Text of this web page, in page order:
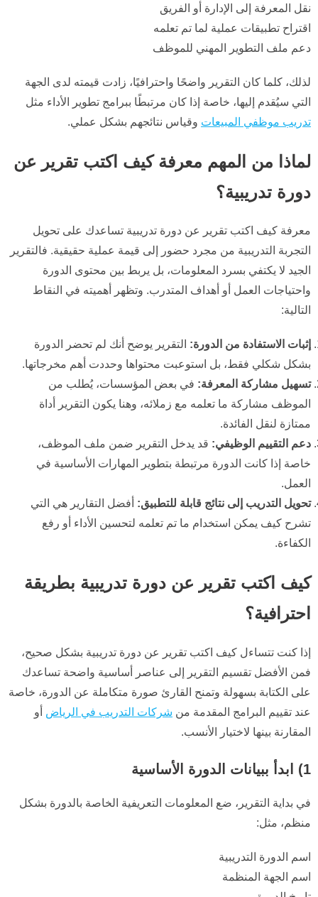
نقل المعرفة إلى الإدارة أو الفريق
اقتراح تطبيقات عملية لما تم تعلمه
دعم ملف التطوير المهني للموظف
لذلك، كلما كان التقرير واضحًا واحترافيًا، زادت قيمته لدى الجهة
التي سيُقدم إليها، خاصة إذا كان مرتبطًا ببرامج تطوير الأداء مثل
تدريب موظفي المبيعات وقياس نتائجهم بشكل عملي.
لماذا من المهم معرفة كيف اكتب تقرير عن
دورة تدريبية؟
معرفة كيف اكتب تقرير عن دورة تدريبية تساعدك على تحويل
التجربة التدريبية من مجرد حضور إلى قيمة عملية حقيقية. فالتقرير
الجيد لا يكتفي بسرد المعلومات، بل يربط بين محتوى الدورة
واحتياجات العمل أو أهداف المتدرب. وتظهر أهميته في النقاط
التالية:
إثبات الاستفادة من الدورة: التقرير يوضح أنك لم تحضر الدورة
بشكل شكلي فقط، بل استوعبت محتواها وحددت أهم مخرجاتها.
تسهيل مشاركة المعرفة: في بعض المؤسسات، يُطلب من
الموظف مشاركة ما تعلمه مع زملائه، وهنا يكون التقرير أداة
ممتازة لنقل الفائدة.
دعم التقييم الوظيفي: قد يدخل التقرير ضمن ملف الموظف،
خاصة إذا كانت الدورة مرتبطة بتطوير المهارات الأساسية في
العمل.
تحويل التدريب إلى نتائج قابلة للتطبيق: أفضل التقارير هي التي
تشرح كيف يمكن استخدام ما تم تعلمه لتحسين الأداء أو رفع
الكفاءة.
كيف اكتب تقرير عن دورة تدريبية بطريقة
احترافية؟
إذا كنت تتساءل كيف اكتب تقرير عن دورة تدريبية بشكل صحيح،
فمن الأفضل تقسيم التقرير إلى عناصر أساسية واضحة تساعدك
على الكتابة بسهولة وتمنح القارئ صورة متكاملة عن الدورة، خاصة
عند تقييم البرامج المقدمة من شركات التدريب في الرياض أو
المقارنة بينها لاختيار الأنسب.
1) ابدأ ببيانات الدورة الأساسية
في بداية التقرير، ضع المعلومات التعريفية الخاصة بالدورة بشكل
منظم، مثل:
اسم الدورة التدريبية
اسم الجهة المنظمة